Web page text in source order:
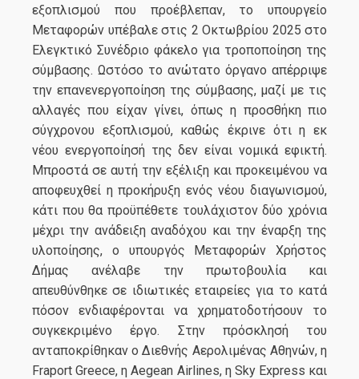
εξοπλισμού που προέβλεπαν, το υπουργείο
Μεταφορών υπέβαλε στις 2 Οκτωβρίου 2025 στο
Ελεγκτικό Συνέδριο φάκελο για τροποποίηση της
σύμβασης. Ωστόσο το ανώτατο όργανο απέρριψε
την επανενεργοποίηση της σύμβασης, μαζί με τις
αλλαγές που είχαν γίνει, όπως η προσθήκη πιο
σύγχρονου εξοπλισμού, καθώς έκρινε ότι η εκ
νέου ενεργοποίησή της δεν είναι νομικά εφικτή.
Μπροστά σε αυτή την εξέλιξη και προκειμένου να
αποφευχθεί η προκήρυξη ενός νέου διαγωνισμού,
κάτι που θα προϋπέθετε τουλάχιστον δύο χρόνια
μέχρι την ανάδειξη αναδόχου και την έναρξη της
υλοποίησης, ο υπουργός Μεταφορών Χρήστος
Δήμας ανέλαβε την πρωτοβουλία και
απευθύνθηκε σε ιδιωτικές εταιρείες για το κατά
πόσον ενδιαφέρονται να χρηματοδοτήσουν το
συγκεκριμένο έργο. Στην πρόσκλησή του
ανταποκρίθηκαν ο Διεθνής Αερολιμένας Αθηνών, η
Fraport Greece, η Aegean Airlines, η Sky Express και